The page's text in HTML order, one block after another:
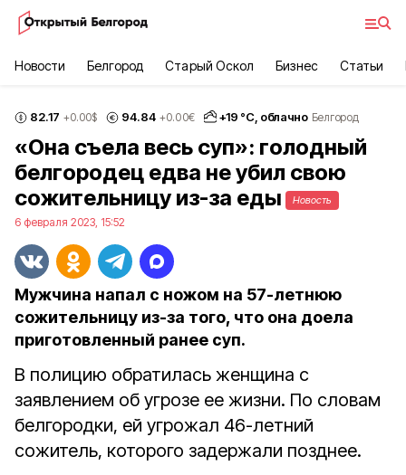
Новости Белгород Старый Оскол Бизнес Статьи
82.17 +0.00$ 94.84 +0.00€ +19 °С, облачно Белгород
«Она съела весь суп»: голодный
белгородец едва не убил свою
сожительницу из-за еды
Новость
6 февраля 2023, 15:52
Мужчина напал с ножом на 57-летнюю
сожительницу из-за того, что она доела
приготовленный ранее суп.
В полицию обратилась женщина с
заявлением об угрозе ее жизни. По словам
белгородки, ей угрожал 46-летний
сожитель, которого задержали позднее.